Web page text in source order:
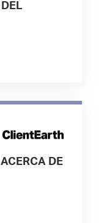
DE